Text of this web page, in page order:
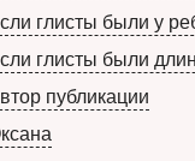
глисты были у
глисты были
публикации